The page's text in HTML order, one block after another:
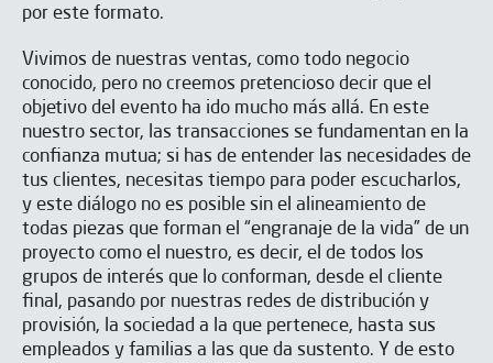
por este formato.
Vivimos de nuestras ventas, como todo negocio
conocido, pero no creemos pretencioso decir que el
objetivo del evento ha ido mucho más allá. En este
nuestro sector, las transacciones se fundamentan en la
confianza mutua; si has de entender las necesidades de
tus clientes, necesitas tiempo para poder escucharlos,
y este diálogo no es posible sin el alineamiento de
todas piezas que forman el “engranaje de la vida” de un
proyecto como el nuestro, es decir, el de todos los
grupos de interés que lo conforman, desde el cliente
final, pasando por nuestras redes de distribución y
provisión, la sociedad a la que pertenece, hasta sus
empleados y familias a las que da sustento. Y de esto